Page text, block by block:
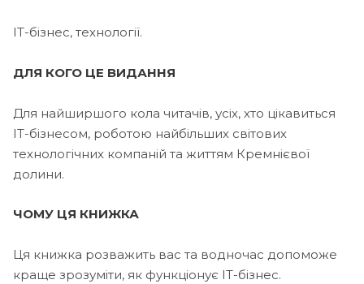
ІТ-бізнес, технології.
ДЛЯ КОГО ЦЕ ВИДАННЯ
Для найширшого кола читачів, усіх, хто цікавиться
ІТ-бізнесом, роботою найбільших світових
технологічних компаній та життям Кремнієвої
долини.
ЧОМУ ЦЯ КНИЖКА
Ця книжка розважить вас та водночас допоможе
краще зрозуміти, як функціонує ІТ-бізнес.